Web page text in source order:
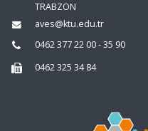
TRABZON
aves@ktu.edu.tr
0462 377 22 00 - 35 90
0462 325 34 84